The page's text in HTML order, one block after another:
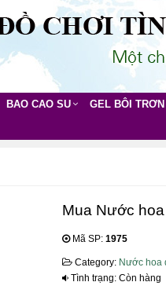
BAO CAO SU GEL BÔI TRƠN
Mua Nước
Mã SP: 1975
Category: Nước hoa
Tình trạng: Còn hàng